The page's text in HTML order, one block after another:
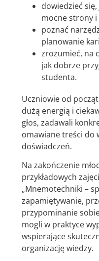
dowiedzieć
mocne strony
poznać
planowanie
zrozumieć, na
jak dobrze
studenta.
Uczniowie od
dużą energią i
głos, zadawali
omawiane treści do
doświadczeń.
Na zakończenie
przykładowych
„Mnemotechniki –
zapamiętywanie,
przypominanie
mogli w praktyce
wspierające
organizację wiedzy.